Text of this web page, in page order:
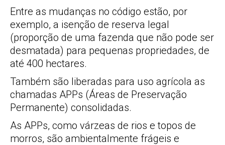
Entre as mudanças no código estão, por
exemplo, a isenção de reserva legal
(proporção de uma fazenda que não pode ser
desmatada) para pequenas propriedades, de
até 400 hectares.
Também são liberadas para uso agrícola as
chamadas APPs (Áreas de Preservação
Permanente) consolidadas.
As APPs, como várzeas de rios e topos de
morros, são ambientalmente frágeis e